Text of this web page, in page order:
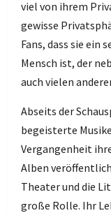
viel von ihrem
gewisse
Fans, dass sie ein
Mensch ist, der
auch vielen
Abseits der
begeisterte
Vergangenheit
Alben
Theater und die
große Rolle. Ihr